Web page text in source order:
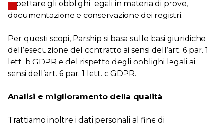
rispettare gli obblighi legali in materia di prove,
documentazione e conservazione dei registri.
Per questi scopi, Parship si basa sulle basi giuridiche
dell’esecuzione del contratto ai sensi dell’art. 6 par. 1
lett. b GDPR e del rispetto degli obblighi legali ai
sensi dell’art. 6 par. 1 lett. c GDPR.
Analisi e miglioramento della qualità
Trattiamo inoltre i dati personali al fine di